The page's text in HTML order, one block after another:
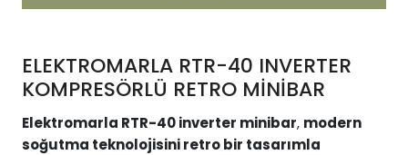
ELEKTROMARLA RTR-40 INVERTER
KOMPRESÖRLÜ RETRO MİNİBAR
Elektromarla RTR-40 inverter minibar, modern
soğutma teknolojisini retro bir tasarımla